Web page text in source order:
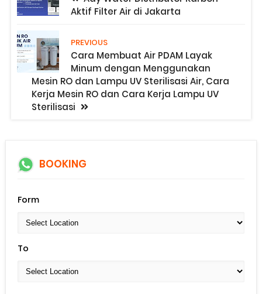
Aktif Filter Air di Jakarta
PREVIOUS
Cara Membuat Air PDAM Layak
Minum dengan Menggunakan
Mesin RO dan Lampu UV Sterilisasi Air, Cara
Kerja Mesin RO dan Cara Kerja Lampu UV
Sterilisasi
BOOKING
Form
To